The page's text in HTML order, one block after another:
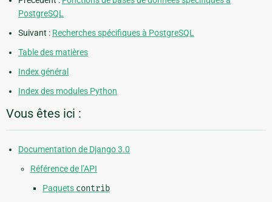
PostgreSQL
Suivant : Recherches spécifiques à PostgreSQL
Table des matières
Index général
Index des modules Python
Vous êtes ici :
Documentation de Django 3.0
Référence de l’API
Paquets contrib